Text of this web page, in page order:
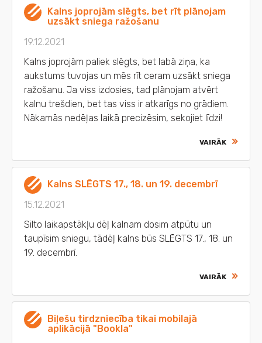
Kalns joprojām slēgts, bet rīt plānojam
uzsākt sniega ražošanu
19.12.2021
Kalns joprojām paliek slēgts, bet labā ziņa, ka
aukstums tuvojas un mēs rīt ceram uzsākt sniega
ražošanu. Ja viss izdosies, tad plānojam atvērt
kalnu trešdien, bet tas viss ir atkarīgs no grādiem.
Nākamās nedēļas laikā precizēsim, sekojiet līdzi!
VAIRĀK
Kalns SLĒGTS 17., 18. un 19. decembrī
15.12.2021
Silto laikapstākļu dēļ kalnam dosim atpūtu un
taupīsim sniegu, tādēļ kalns būs SLĒGTS 17., 18. un
19. decembrī.
VAIRĀK
Biļešu tirdzniecība tikai mobilajā
aplikācijā "Bookla"